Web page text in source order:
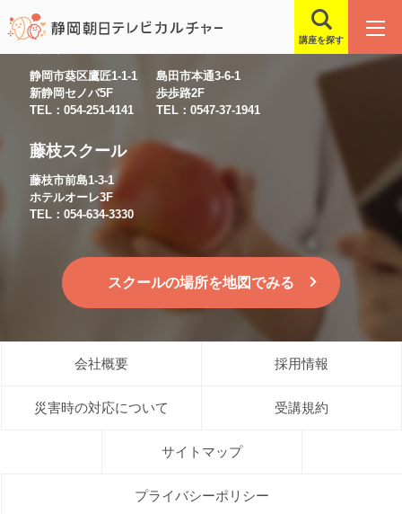
講座を探す
静岡市葵区鷹匠1-1-1
新静岡セノバ5F
TEL：054-251-4141
島田市本通3-6-1
歩歩路2F
TEL：0547-37-1941
藤枝スクール
藤枝市前島1-3-1
ホテルオーレ3F
TEL：054-634-3330
スクールの場所を地図でみる
会社概要 採用情報
災害時の対応について 受講規約
サイトマップ
プライバシーポリシー